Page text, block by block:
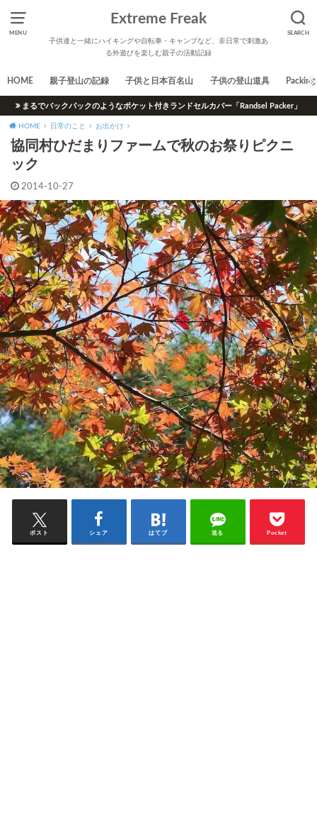
MENU SEARCH
Extreme Freak
子供達と一緒にハイキングや自転車・キャンプなど、非日常で刺激あ
る外遊びを楽しむ親子の活動記録
HOME 親子登山の記録 子供と日本百名山 子供の登山道具 Packing
まるでバックパックのようなポケット付きランドセルカバー「Randsel Packer」
HOME 日常のこと お出かけ
協同村ひだまりファームで秋のお祭りピクニ
ック
2014-10-27
ポスト シェア はてブ 送る Pocket